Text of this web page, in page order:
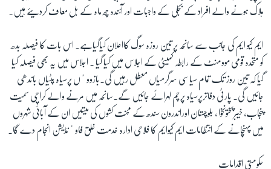
ہلاک ہونے والے افراد کے بجلی کے واجبات اور آئندہ چھ ماہ کے بل معاف کردیئے ہیں۔
ایم کیو ایم کی جانب سے سانحہ پر تین روزہ سوگ کااعلان کیاگیاہے۔ اس بات کا فیصلہ بدھ
کو متحدہ قومی موومنٹ کے رابطہ کمیٹی کے اجلاس میں کیا گیا ۔ اجلاس میں یہ بھی فیصلہ کیا
گیا کہ تین روز تک تمام سیاسی سرگرمیاں معطل رہیں گی۔بازووٴں پرسیاہ پٹیاں باندھی
جائیں گی۔ پارٹی دفاترپرسیاہ پرچم لہرائے جائیں گے۔سانحہ میں مرنے والے کراچی سمیت
پنجاب، خیبرپختونخوا ، بلوچستان اوراندرون سندھ کے محنت کشوں کی میتیں ان کے آبائی شہروں
میں پہنچانے کے انتظامات ایم کیوایم کا فلاحی ادارہ خدمت خلق فاوٴنڈیشن انجام دے گا۔
حکومتی اقدامات